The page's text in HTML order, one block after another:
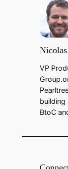
VP
building
BtoC